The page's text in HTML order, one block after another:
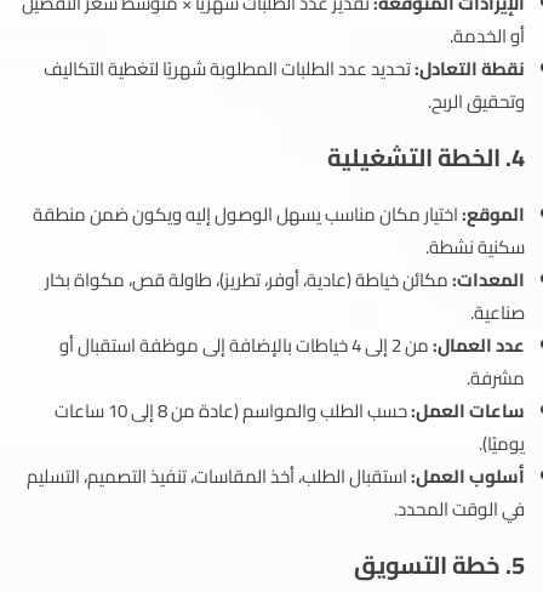
أو الخدمة.
نقطة التعادل:تحديد عدد الطلبات المطلوبة شهريًا لتغطية التكاليف
وتحقيق الربح.
4. الخطة التشغيلية
الموقع:اختيار مكان مناسب يسهل الوصول إليه ويكون ضمن منطقة
سكنية نشطة.
المعدات:مكائن خياطة (عادية، أوفر، تطريز)، طاولة قص، مكواة بخار
صناعية.
عدد العمال:
من 2 إلى 4 خياطات بالإضافة إلى موظفة استقبال أو
مشرفة.
ساعات العمل:
حسب الطلب والمواسم (عادة من 8 إلى 10 ساعات
يوميًا).
أسلوب العمل:استقبال الطلب، أخذ المقاسات، تنفيذ التصميم، التسليم
في الوقت المحدد.
5. خطة التسويق